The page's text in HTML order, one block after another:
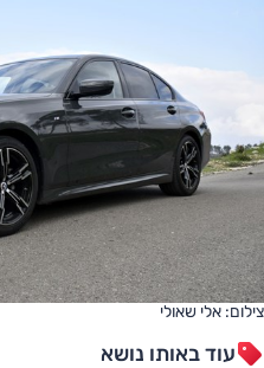
צילום: אלי שאולי
עוד באותו נושא